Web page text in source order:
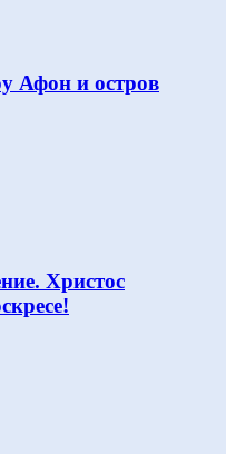
Афон и остров
Христос